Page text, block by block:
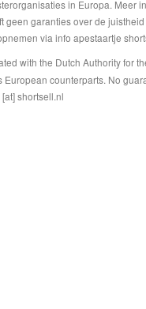
in Europa.
geen garanties over de
via info apestaartje
with the Dutch Authority for
counterparts. No
shortsell.nl